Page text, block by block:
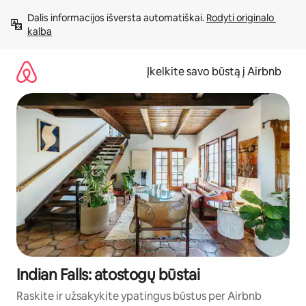
prie
turinio
Dalis informacijos išversta automatiškai. Rodyti originalo
kalba
Įkelkite savo būstą į Airbnb
Indian Falls: atostogų būstai
Raskite ir užsakykite ypatingus būstus per Airbnb